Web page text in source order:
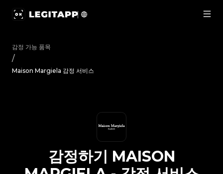
감정 가능 품목
/
Maison Margiela 감정 서비스
감정하기 MAISON